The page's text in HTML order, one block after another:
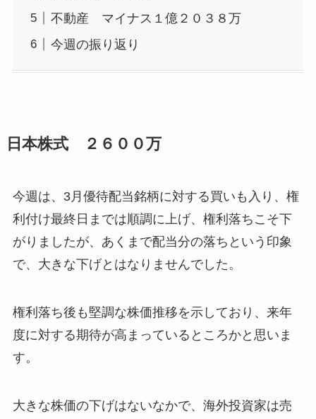
不動産 マイナス１億２０３８万
今週の振り返り
日本株式 ２６００万
今週は、3月優待配当銘柄に対する買いも入り、権
利付け最終日までは順調に上げ、権利落ちこそ下
がりましたが、あくまで配当分の落ちという印象
で、大きな下げとはなりませんでした。
権利落ち後も堅調な株価推移を示しており、来年
度に対する期待が高まっているところかと思いま
す。
大きな株価の下げはないなかで、海外投資家は売